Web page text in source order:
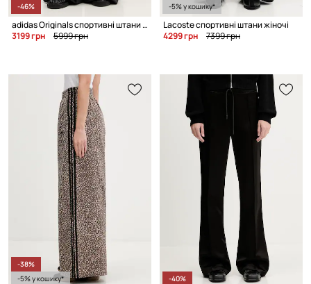
-46%
adidas Originals спортивні штани жіночі
3199 грн
5999 грн
-5% у кошику*
Lacoste спортивні штани жіночі
4299 грн
7399 грн
-38%
-5% у кошику*
-40%